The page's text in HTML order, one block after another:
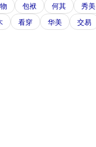
包袱 何其 秀美
看穿 华美 交易